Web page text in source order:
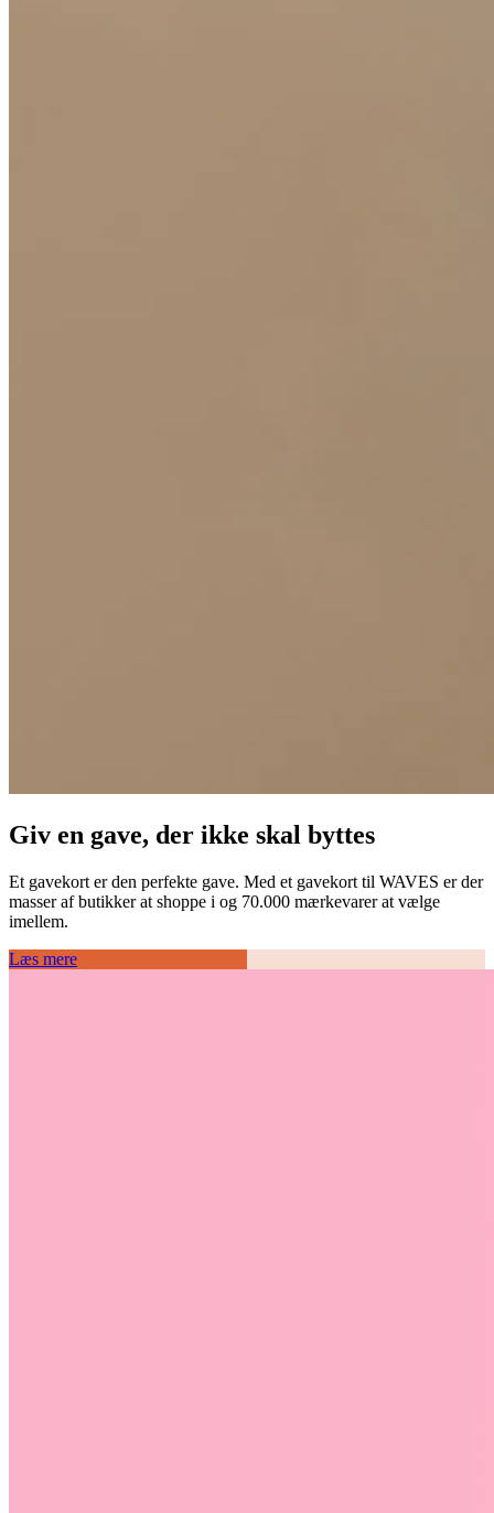
Giv en gave, der ikke skal byttes
Et gavekort er den perfekte gave. Med et gavekort til WAVES er der
masser af butikker at shoppe i og 70.000 mærkevarer at vælge
imellem.
Læs mere